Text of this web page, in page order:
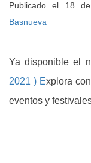
Publicado el 18
Basnueva
Ya disponible el
2021 ) Explora
eventos y